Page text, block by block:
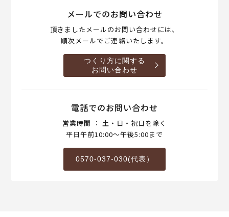
メールでのお問い合わせ
頂きましたメールのお問い合わせには、
順次メールでご連絡いたします。
つくり方に関する
お問い合わせ
電話でのお問い合わせ
営業時間 ： 土・日・祝日を除く
平日午前10:00～午後5:00まで
0570-037-030(代表）